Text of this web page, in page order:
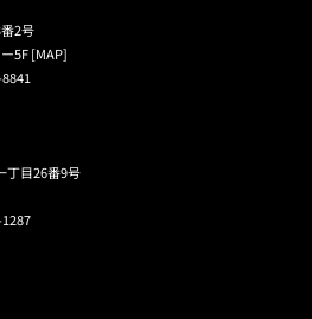
2号
5F[MAP]
丁目26番9号